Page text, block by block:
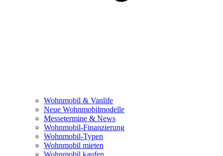
Wohnmobil & Vanlife
Neue Wohnmobilmodelle
Messetermine & News
Wohnmobil-Finanzierung
Wohnmobil-Typen
Wohnmobil mieten
Wohnmobil kaufen